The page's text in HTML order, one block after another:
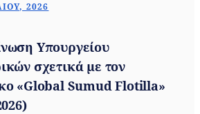
2026
Υπουργείου
σχετικά με τον
«Global Sumud Flotilla»